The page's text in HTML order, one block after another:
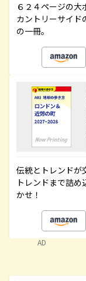
６２４ページの
カントリーサイド
の一冊。
伝統とトレンドが
トレンドまで詰
かせ！
AD